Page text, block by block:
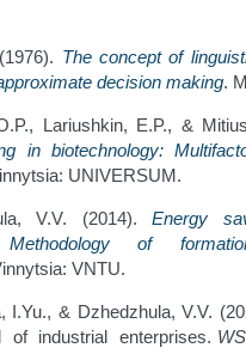
The concept of
decision making.
Lariushkin, E.P., &
in biotechnology:
UNIVERSUM.
V.V. (2014).Energy
Methodology of
VNTU.
I.Yu., & Dzhedzhula, V.V.
of industrial enterprises.